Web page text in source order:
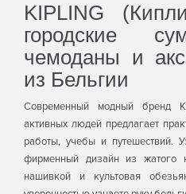
KIPLING
городские
чемоданы и
из Бельгии
Современный модный бренд
активных людей предлагает
работы, учебы и путешествий.
фирменный дизайн из жатого
нашивкой и культовая